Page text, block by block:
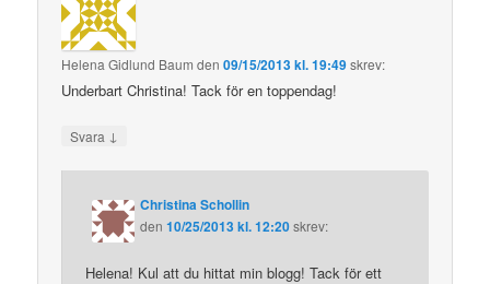
Helena Gidlund Baum den09/15/2013 kl. 19:49skrev:
Underbart Christina! Tack för en toppendag!
Svara ↓
Christina Schollin
den10/25/2013 kl. 12:20skrev:
Helena! Kul att du hittat min blogg! Tack för ett